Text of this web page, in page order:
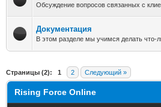
Обсуждение вопросов связанных с
Документация
В этом разделе мы учимся делать что-
Страницы (2): 1 2 Следующий »
Rising Force Online